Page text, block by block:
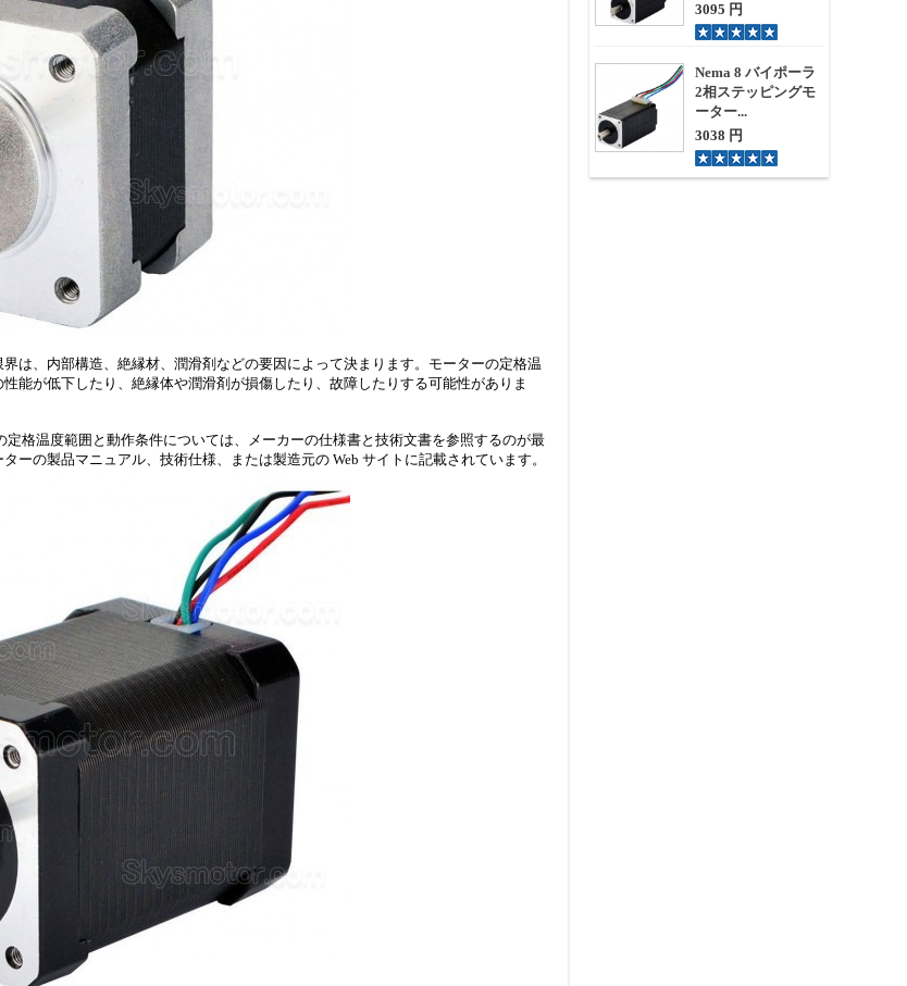
3095 円
Nema 8 バイポーラ
2相ステッピングモ
ーター...
3038 円
は、内部構造、絶縁材、潤滑剤などの要因によって決まります。モーターの定格温
能が低下したり、絶縁体や潤滑剤が損傷したり、故障したりする可能性がありま
定格温度範囲と動作条件については、メーカーの仕様書と技術文書を参照するのが最
ーの製品マニュアル、技術仕様、または製造元の Web サイトに記載されています。